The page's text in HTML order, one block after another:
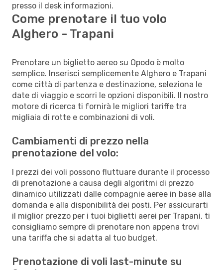
presso il desk informazioni.
Come prenotare il tuo volo
Alghero - Trapani
Prenotare un biglietto aereo su Opodo è molto
semplice. Inserisci semplicemente Alghero e Trapani
come città di partenza e destinazione, seleziona le
date di viaggio e scorri le opzioni disponibili. Il nostro
motore di ricerca ti fornirà le migliori tariffe tra
migliaia di rotte e combinazioni di voli.
Cambiamenti di prezzo nella
prenotazione del volo:
I prezzi dei voli possono fluttuare durante il processo
di prenotazione a causa degli algoritmi di prezzo
dinamico utilizzati dalle compagnie aeree in base alla
domanda e alla disponibilità dei posti. Per assicurarti
il miglior prezzo per i tuoi biglietti aerei per Trapani, ti
consigliamo sempre di prenotare non appena trovi
una tariffa che si adatta al tuo budget.
Prenotazione di voli last-minute su